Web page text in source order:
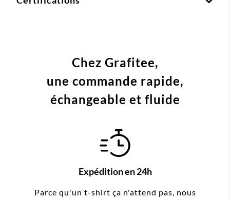
Chez Grafitee,
une commande rapide,
échangeable et fluide
Expédition en 24h
Parce qu'un t-shirt ça n'attend pas, nous